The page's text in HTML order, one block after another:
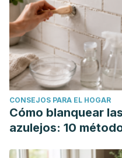
Irradiation Influences the
Antibiotic-Resistant
Genes on Romaine
710. https://
Mendoza, I. C., Luna, E.
Montoya, D. C., Moran, G.
Salazar, R., Romero-
Conventional and non-
to prevent microbial
fruits and vegetables.
CONSEJOS PARA EL HOGAR
Cómo blanquear
azulejos: 10